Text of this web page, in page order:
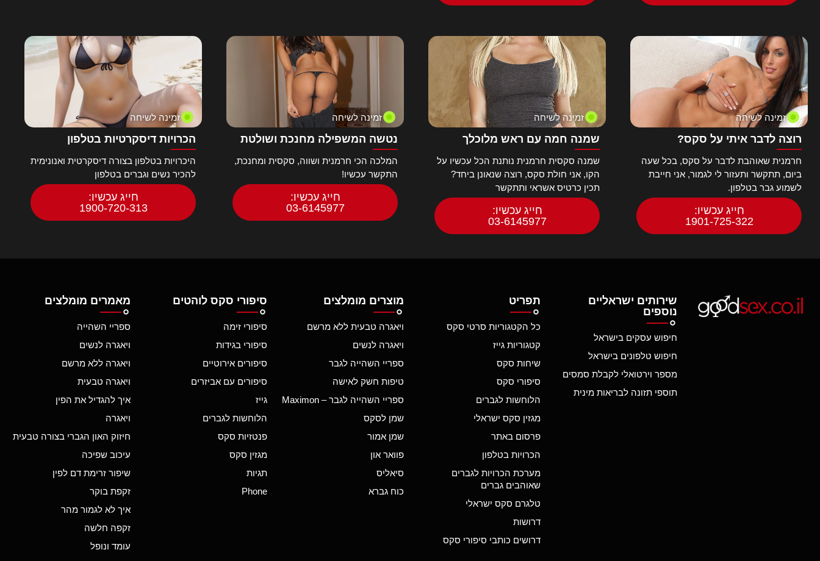
שוודיות
שחורות
שלישיות
תחפושות
תחת גדול
תלמידות
תלת מימד מציאותי
זמינה לשיחה
רוצה לדבר איתי על סקס?
חרמנית שאוהבת לדבר על סקס, בכל שעה
ביום, תתקשר ותעזור לי לגמור, אני חייבת
לשמוע גבר בטלפון.
חייג עכשיו:
1901-725-322
זמינה לשיחה
שמנה חמה עם ראש מלוכלך
שמנה סקסית חרמנית נותנת הכל עכשיו על
הקו, אני חולת סקס, רוצה שנאונן ביחד?
תכין כרטיס אשראי ותתקשר
חייג עכשיו:
03-6145977
זמינה לשיחה
נטשה המשפילה מחנכת ושולטת
המלכה הכי חרמנית ושווה, סקסית ומחנכת,
התקשר עכשיו!
חייג עכשיו:
03-6145977
זמינה לשיחה
הכרויות דיסקרטיות בטלפון
היכרויות בטלפון בצורה דיסקרטית ואנונימית
להכיר נשים וגברים בטלפון
חייג עכשיו:
1900-720-313
שירותים ישראליים
נוספים
חיפוש עסקים בישראל
חיפוש טלפונים בישראל
מספר וירטואלי לקבלת סמסים
תוספי תזונה לבריאות מינית
תפריט
כל הקטגוריות סרטי סקס
קטגוריות גייז
שיחות סקס
סיפורי סקס
הלוחשות לגברים
מגזין סקס ישראלי
פרסום באתר
הכרויות בטלפון
מערכת הכרויות לגברים
שאוהבים גברים
טלגרם סקס ישראלי
דרושות
דרושים כותבי סיפורי סקס
מוצרים מומלצים
ויאגרה טבעית ללא מרשם
ויאגרה לנשים
ספריי השהייה לגבר
טיפות חשק לאישה
ספריי השהייה לגבר – Maximon
שמן לסקס
שמן אמור
פוואר און
סיאליס
כוח גברא
סיפורי סקס לוהטים
סיפורי זימה
סיפורי בגידות
סיפורים אירוטיים
סיפורים עם אביזרים
גייז
הלוחשות לגברים
פנטזיות סקס
מגזין סקס
תגיות
Phone
מאמרים מומלצים
ספריי השהייה
ויאגרה לנשים
ויאגרה ללא מרשם
ויאגרה טבעית
איך להגדיל את הפין
ויאגרה
חיזוק האון הגברי בצורה טבעית
עיכוב שפיכה
שיפור זרימת דם לפין
זקפת בוקר
איך לא לגמור מהר
זקפה חלשה
עומד ונופל